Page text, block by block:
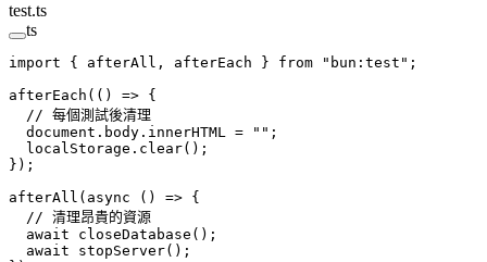
test.ts
ts
import { afterAll, afterEach } from "bun:test" ;
afterEach (() => {
  // 每個測試後清理
  document.body.innerHTML
= "" ;
  localStorage.
clear();
});
afterAll ( async () => {
  // 清理昂貴的資源
  await
closeDatabase ();
  await
stopServer();